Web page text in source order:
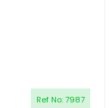
Ref No:7987